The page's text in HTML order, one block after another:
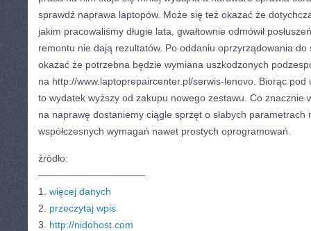
sprawdź naprawa laptopów. Może się też okazać że
jakim pracowaliśmy długie lata, gwałtownie odmówił
remontu nie dają rezultatów. Po oddaniu oprzyrządowania do
okazać że potrzebna będzie wymiana uszkodzonych
na http://www.laptoprepaircenter.pl/serwis-lenovo. Biorąc pod
to wydatek wyższy od zakupu nowego zestawu. Co znacznie
na naprawę dostaniemy ciągle sprzęt o słabych parametrach
współczesnych wymagań nawet prostych oprogramowań.
źródło:
———————————
1. więcej danych
2. przeczytaj wpis
3. http://nidohost.com